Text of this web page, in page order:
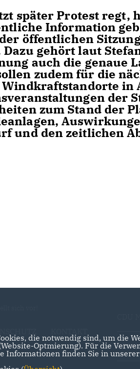
später Protest regt,
Information
öffentlichen
gehört laut
auch die genaue
zudem für die
in
der
zum Stand der
und den zeitlichen
CDU
die notwendig sind, um die
Optmierung). Für die
Informationen finden Sie in unserer